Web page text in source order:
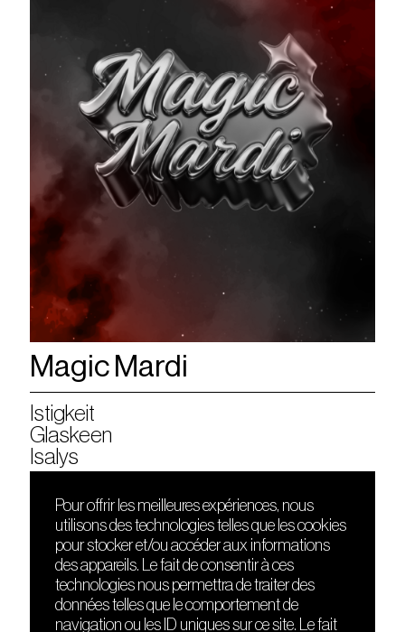
Magic Mardi
Istigkeit
Glaskeen
Isalys
DÉCOUVRIR
Le lieu
Contact
Presse
Cours de DJing
TMLAB
FRIENDS
Nuits sonores
HEAT
Hôtel71
La Gaîté Lyrique
Pour offrir les meilleures expériences, nous
utilisons des technologies telles que les cookies
pour stocker et/ou accéder aux informations
des appareils. Le fait de consentir à ces
technologies nous permettra de traiter des
données telles que le comportement de
navigation ou les ID uniques sur ce site. Le fait